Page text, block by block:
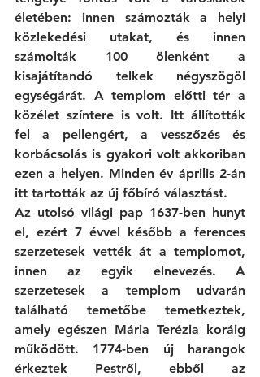
életében: innen számozták a helyi
közlekedési utakat, és innen
számolták 100 ölenként a
kisajátítandó telkek négyszögöl
egységárát. A templom előtti tér a
közélet színtere is volt. Itt állították
fel a pellengért, a vesszőzés és
korbácsolás is gyakori volt akkoriban
ezen a helyen. Minden év április 2-án
itt tartották az új főbíró választást.
Az utolsó világi pap 1637-ben hunyt
el, ezért 7 évvel később a ferences
szerzetesek vették át a templomot,
innen az egyik elnevezés. A
szerzetesek a templom udvarán
található temetőbe temetkeztek,
amely egészen Mária Terézia koráig
működött. 1774-ben új harangok
érkeztek Pestről, ebből az